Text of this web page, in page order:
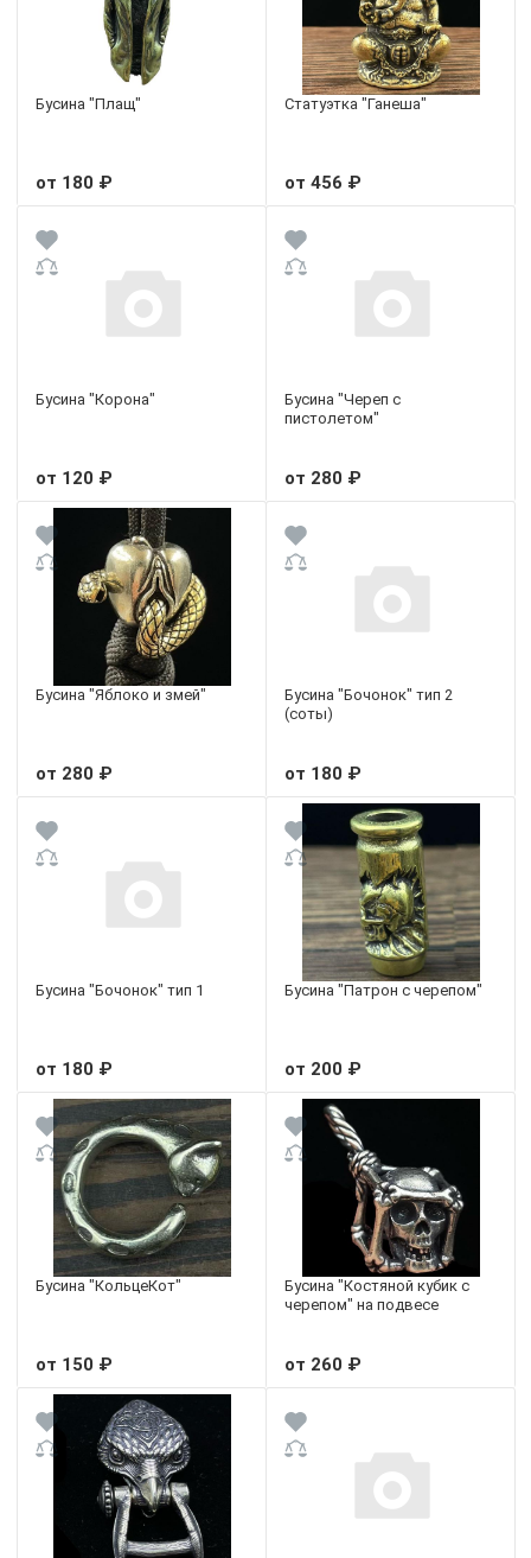
Бусина "Плащ"
от 180 ₽
Статуэтка "Ганеша"
от 456 ₽
Бусина "Корона"
от 120 ₽
Бусина "Череп с
пистолетом"
от 280 ₽
Бусина "Яблоко и змей"
от 280 ₽
Бусина "Бочонок" тип 2
(соты)
от 180 ₽
Бусина "Бочонок" тип 1
от 180 ₽
Бусина "Патрон с черепом"
от 200 ₽
Бусина "КольцеКот"
от 150 ₽
Бусина "Костяной кубик с
черепом" на подвесе
от 260 ₽